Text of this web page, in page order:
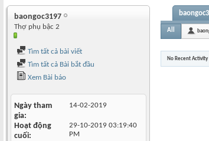
baongoc3197
Thợ phụ bậc 2
Tìm tất cả bài viết
Tìm tất cả Bài bắt đầu
Xem Bài báo
Ngày tham
gia
14-02-2019
Hoạt động
cuối
29-10-2019 03:19:40
PM
All
No Recent Activity